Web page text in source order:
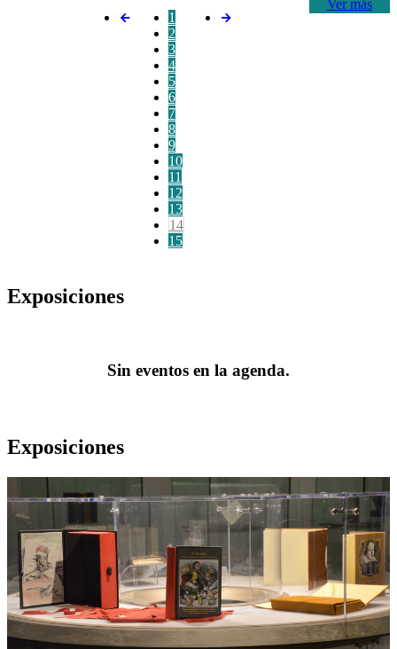
Ver más
1
2
3
4
5
6
7
8
9
10
11
12
13
14
15
Exposiciones
Sin eventos en la agenda.
Exposiciones